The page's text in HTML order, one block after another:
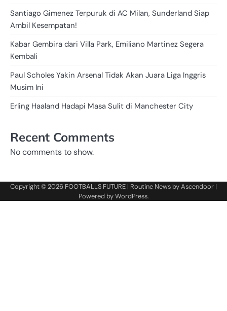
Santiago Gimenez Terpuruk di AC Milan, Sunderland Siap
Ambil Kesempatan!
Kabar Gembira dari Villa Park, Emiliano Martinez Segera
Kembali
Paul Scholes Yakin Arsenal Tidak Akan Juara Liga Inggris
Musim Ini
Erling Haaland Hadapi Masa Sulit di Manchester City
Recent Comments
No comments to show.
Copyright © 2026 FOOTBALLS FUTURE | Routine News byAscendoor |
Powered byWordPress.